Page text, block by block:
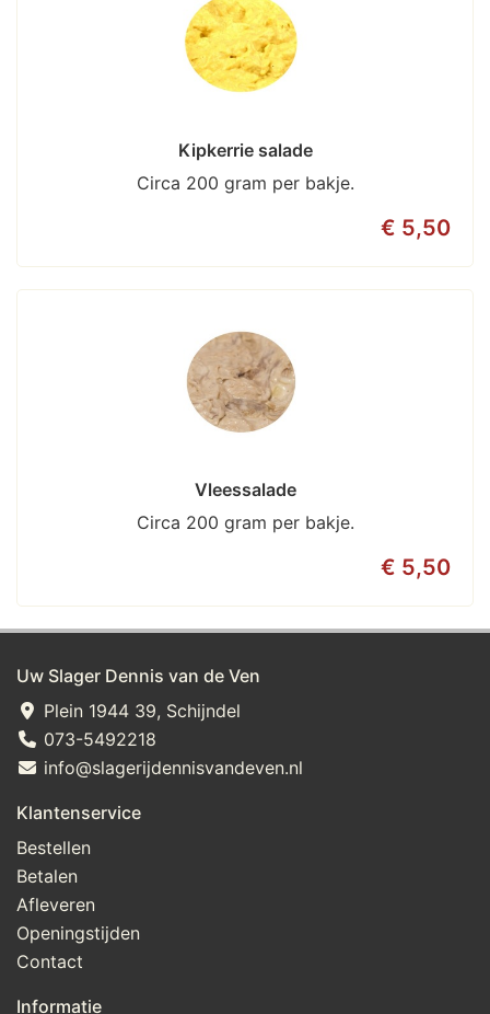
Kipkerrie salade
Circa 200 gram per bakje.
€ 5,50
Vleessalade
Circa 200 gram per bakje.
€ 5,50
Uw Slager Dennis van de Ven
Plein 1944 39, Schijndel
073-5492218
info@slagerijdennisvandeven.nl
Klantenservice
Bestellen
Betalen
Afleveren
Openingstijden
Contact
Informatie